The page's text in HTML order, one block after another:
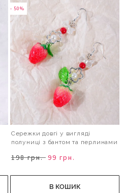
- 50%
Сережки довгі у вигляді
полуниці з бантом та перлинами
198 грн. 99 грн.
В КОШИК